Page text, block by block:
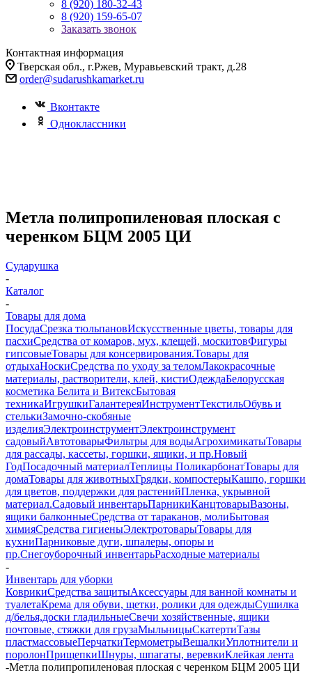
8 (920) 180-32-43
8 (920) 159-65-07
Заказать звонок
Контактная информация
Тверская обл., г.Ржев, Муравьевский тракт, д.28
order@sudarushkamarket.ru
Вконтакте
Одноклассники
Метла полипропиленовая плоская с
черенком БЦМ 2005 ЦИ
Сударушка
-
Каталог
-
Товары для дома
ПосудаСрезка тюльпановИскусственные цветы, товары для
пасхиСредства от комаров, мух, клещей, москитовФигуры
гипсовыеТовары для консервирования.Товары для
отдыхаНоскиСредства по уходу за теломЛакокрасочные
материалы, растворители, клей, кистиОдеждаБелорусская
косметика Белита и ВитексБытовая
техникаИгрушкиГалантереяИнструментТекстильОбувь и
стелькиЗамочно-скобяные
изделияЭлектроинструментЭлектроинструмент
садовыйАвтотоварыФильтры для водыАгрохимикатыТовары
для рассады, кассеты, горшки, ящики, и пр.Новый
ГодПосадочный материалТеплицы ПоликарбонатТовары для
домаТовары для животныхГрядки, компостерыКашпо, горшки
для цветов, поддержки для растенийПленка, укрывной
материал.Садовый инвентарьПарникиКанцтоварыВазоны,
ящики балконныеСредства от тараканов, молиБытовая
химияСредства гигиеныЭлектротоварыТовары для
кухниПарниковые дуги, шпалеры, опоры и
пр.Снегоуборочный инвентарьРасходные материалы
-
Инвентарь для уборки
КоврикиСредства защитыАксессуары для ванной комнаты и
туалетаКрема для обуви, щетки, ролики для одеждыСушилка
д/белья,доски гладильныеСвечи хозяйственные, ящики
почтовые, стяжки для грузаМыльницыСкатертиТазы
пластмассовыеПерчаткиТермометрыВешалкиУплотнители и
поролонПрищепкиШнуры, шпагаты, веревкиКлейкая лента
-Метла полипропиленовая плоская с черенком БЦМ 2005 ЦИ